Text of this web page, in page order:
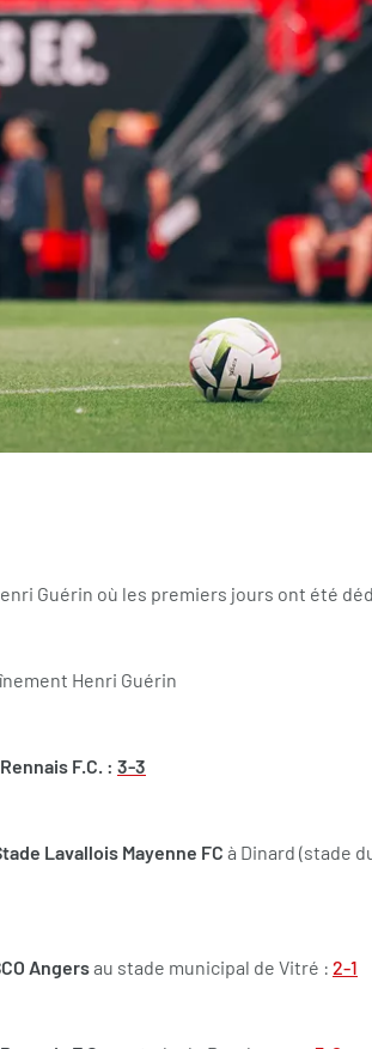
Guérin où les premiers jours ont été
Henri Guérin
F.C. : 3-3
Lavallois Mayenne FC à Dinard (stade
Angersau stade municipal de Vitré : 2-1